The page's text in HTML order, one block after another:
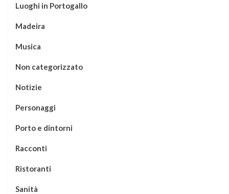
Luoghi in Portogallo
Madeira
Musica
Non categorizzato
Notizie
Personaggi
Porto e dintorni
Racconti
Ristoranti
Sanità